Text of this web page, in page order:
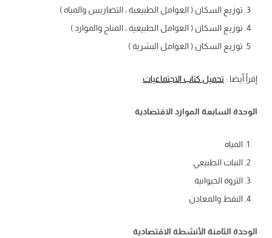
توزيع السكان ( العوامل الطبيعية ، التضاريس والمياه )
توزيع السكان ( العوامل الطبيعية ، المناخ والموارد )
توزيع السكان ( العوامل البشرية )
إقرأ أيضا : تحميل كتاب الاجتماعيات
الوحدة السابعة الموارد الاقتصادية
المياه
النبات الطبيعي
الثروة الحيوانية
النفط والمعادن
الوحدة الثامنة الأنشطة الاقتصادية